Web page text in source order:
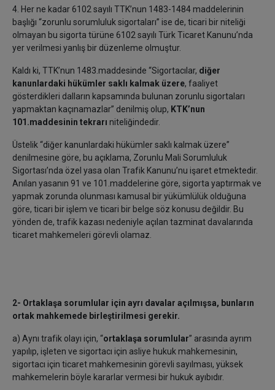
4. Her ne kadar 6102 sayılı TTK’nun 1483-1484 maddelerinin
başlığı “zorunlu sorumluluk sigortaları” ise de, ticari bir niteliği
olmayan bu sigorta türüne 6102 sayılı Türk Ticaret Kanunu’nda
yer verilmesi yanlış bir düzenleme olmuştur.
Kaldı ki, TTK’nun 1483.maddesinde “Sigortacılar, diğer
kanunlardaki hükümler saklı kalmak üzere, faaliyet
gösterdikleri dalların kapsamında bulunan zorunlu sigortaları
yapmaktan kaçınamazlar” denilmiş olup, KTK’nun
101.maddesinin tekrarı niteliğindedir.
Üstelik “diğer kanunlardaki hükümler saklı kalmak üzere”
denilmesine göre, bu açıklama, Zorunlu Mali Sorumluluk
Sigortası’nda özel yasa olan Trafik Kanunu’nu işaret etmektedir.
Anılan yasanın 91 ve 101.maddelerine göre, sigorta yaptırmak ve
yapmak zorunda olunması kamusal bir yükümlülük olduğuna
göre, ticari bir işlem ve ticari bir belge söz konusu değildir. Bu
yönden de, trafik kazası nedeniyle açılan tazminat davalarında
ticaret mahkemeleri görevli olamaz.
2- Ortaklaşa sorumlular için ayrı davalar açılmışsa, bunların
ortak mahkemede birleştirilmesi gerekir.
a) Aynı trafik olayı için, “ortaklaşa sorumlular” arasında ayrım
yapılıp, işleten ve sigortacı için asliye hukuk mahkemesinin,
sigortacı için ticaret mahkemesinin görevli sayılması, yüksek
mahkemelerin böyle kararlar vermesi bir hukuk ayıbıdır.